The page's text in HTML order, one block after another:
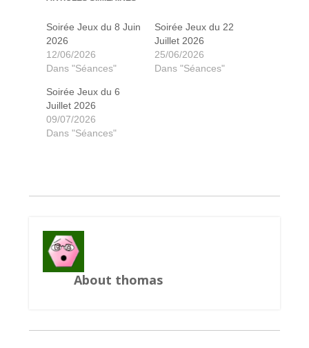
Megawatt 1ere étincelle
Megawatt 1ere étincelle
Soirée Jeux du 8 Juin
2026
12/06/2026
Dans "Séances"
Soirée Jeux du 22
Juillet 2026
25/06/2026
Dans "Séances"
Soirée Jeux du 6
Juillet 2026
09/07/2026
Dans "Séances"
About thomas